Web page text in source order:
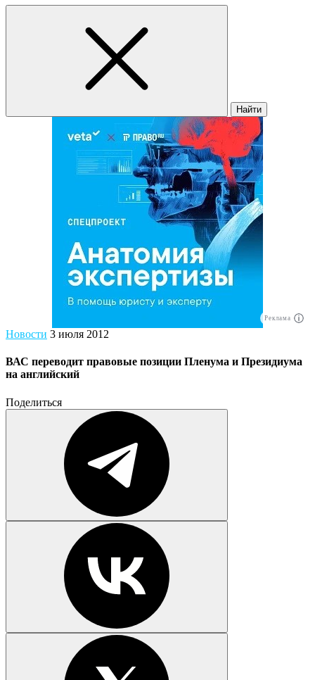
Найти
Реклама
Новости 3 июля 2012
ВАС переводит правовые позиции Пленума и Президиума
на английский
Поделиться